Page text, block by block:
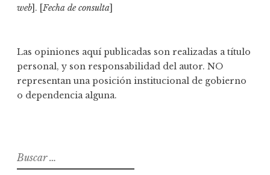
web]. [Fecha de consulta]
Las opiniones aquí publicadas son realizadas a título
personal, y son responsabilidad del autor. NO
representan una posición institucional de gobierno
o dependencia alguna.
B
u